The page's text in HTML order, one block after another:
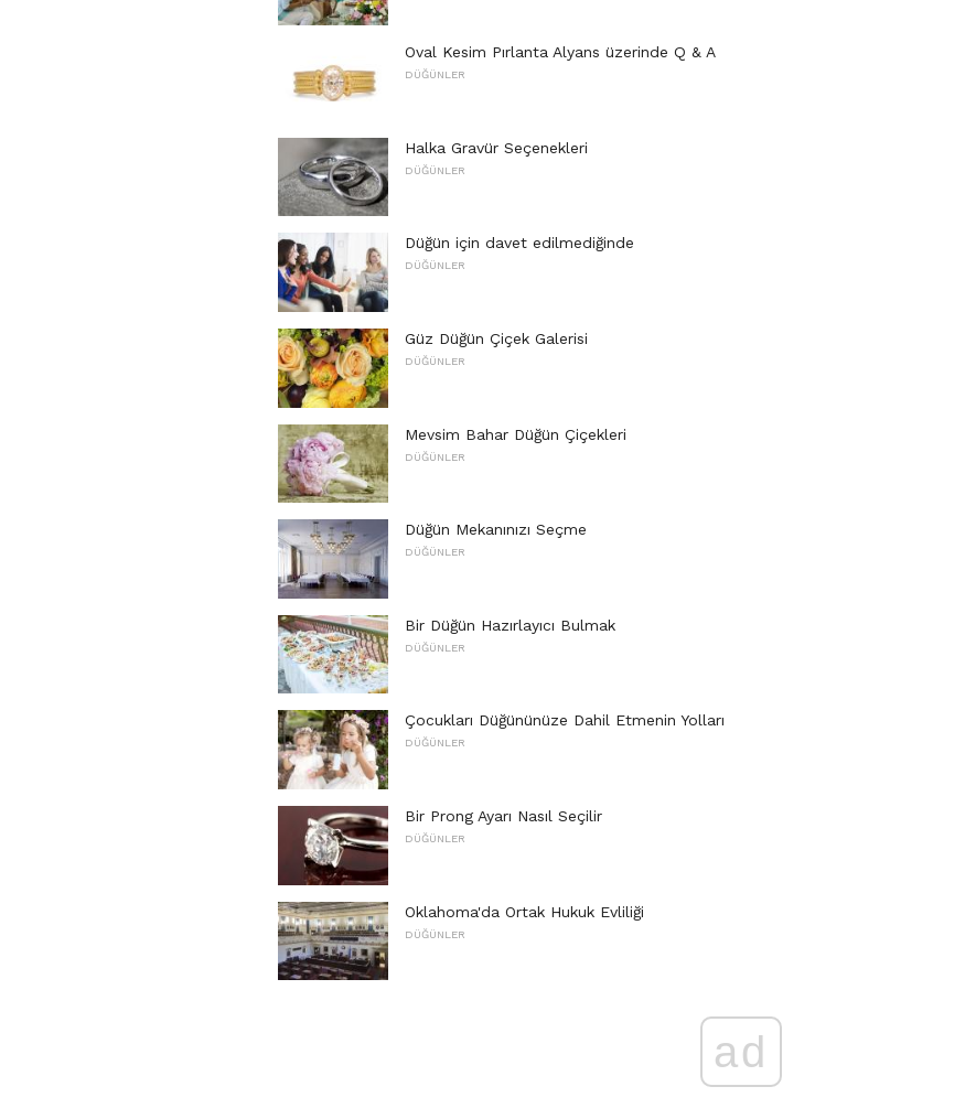
Oval Kesim Pırlanta Alyans üzerinde Q & A
DÜĞÜNLER
Halka Gravür Seçenekleri
DÜĞÜNLER
Düğün için davet edilmediğinde
DÜĞÜNLER
Güz Düğün Çiçek Galerisi
DÜĞÜNLER
Mevsim Bahar Düğün Çiçekleri
DÜĞÜNLER
Düğün Mekanınızı Seçme
DÜĞÜNLER
Bir Düğün Hazırlayıcı Bulmak
DÜĞÜNLER
Çocukları Düğününüze Dahil Etmenin Yolları
DÜĞÜNLER
Bir Prong Ayarı Nasıl Seçilir
DÜĞÜNLER
Oklahoma'da Ortak Hukuk Evliliği
DÜĞÜNLER
ad